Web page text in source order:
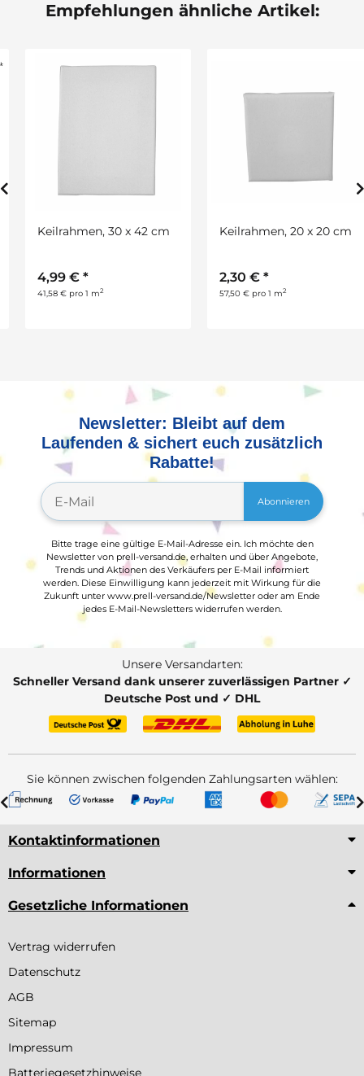
Empfehlungen ähnliche Artikel:
Keilrahmen, 30 x 42 cm
4,99 € *
41,58 € pro 1 m 2
Keilrahmen, 20 x 20 cm
2,30 € *
57,50 € pro 1 m 2
Newsletter: Bleibt auf dem
Laufenden & sichert euch zusätzlich
Rabatte!
Abonnieren
Bitte trage eine gültige E-Mail-Adresse ein. Ich möchte den
Newsletter von prell-versand.de, erhalten und über Angebote,
Trends und Aktionen des Verkäufers per E-Mail informiert
werden. Diese Einwilligung kann jederzeit mit Wirkung für die
Zukunft unter www.prell-versand.de/Newsletter oder am Ende
jedes E-Mail-Newsletters widerrufen werden.
Unsere Versandarten:
Schneller Versand dank unserer zuverlässigen Partner ✓
Deutsche Post und ✓ DHL
Sie können zwischen folgenden Zahlungsarten wählen:
Kontaktinformationen
Informationen
Gesetzliche Informationen
Vertrag widerrufen
Datenschutz
AGB
Sitemap
Impressum